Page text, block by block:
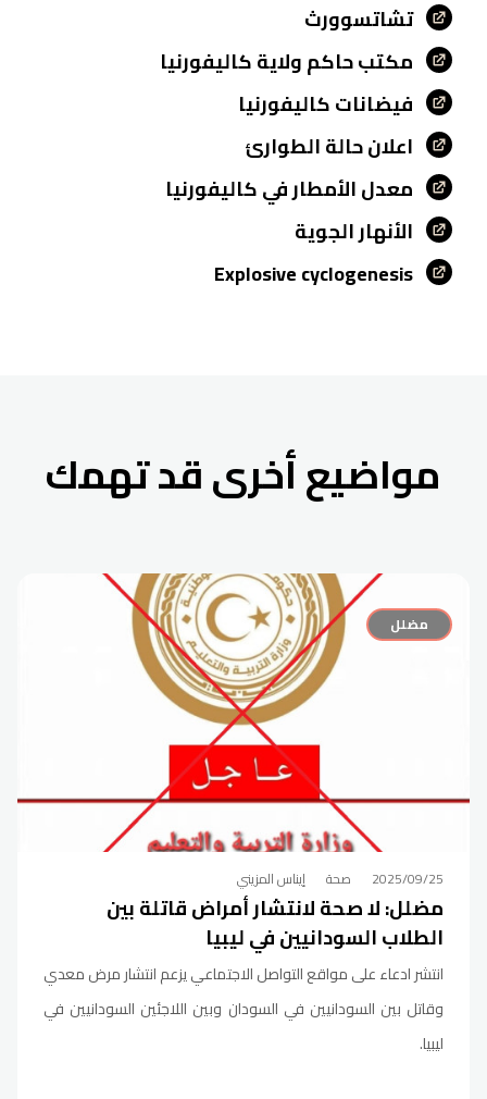
تشاتسوورث
مكتب حاكم ولاية كاليفورنيا
فيضانات كاليفورنيا
اعلان حالة الطوارئ
معدل الأمطار في كاليفورنيا
الأنهار الجوية
Explosive cyclogenesis
مواضيع أخرى قد تهمك
مضلل
2025/09/25 صحة إيناس المزيني
مضلل: لا صحة لانتشار أمراض قاتلة بين
الطلاب السودانيين في ليبيا
انتشر ادعاء على مواقع التواصل الاجتماعي يزعم انتشار مرض معدي
وقاتل بين السودانيين في السودان وبين اللاجئين السودانيين في
ليبيا.